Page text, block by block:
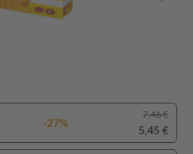
-27%
7,46 €
5,45 €